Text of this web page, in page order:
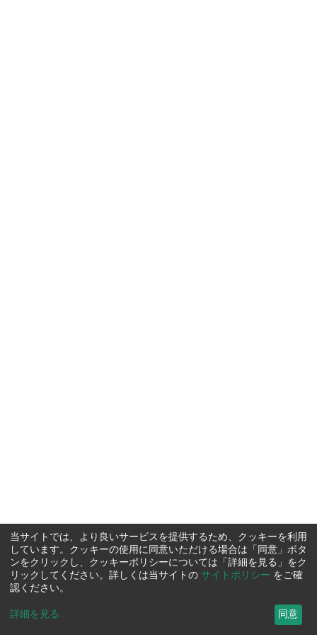
当サイトでは、より良いサービスを提供するため、クッキーを利用
しています。クッキーの使用に同意いただける場合は「同意」ボタ
ンをクリックし、クッキーポリシーについては「詳細を見る」をク
リックしてください。詳しくは当サイトの サイトポリシー をご確
認ください。
詳細を見る ... 同意